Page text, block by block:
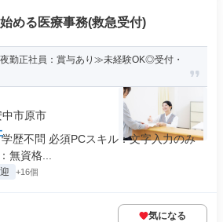
める医療事務(救急受付)
勤正社員：賞与あり≫未経験OK◎受付・
市原市
歴不問 必須PCスキル：文字入力のみ
無資格...
+16個
気になる